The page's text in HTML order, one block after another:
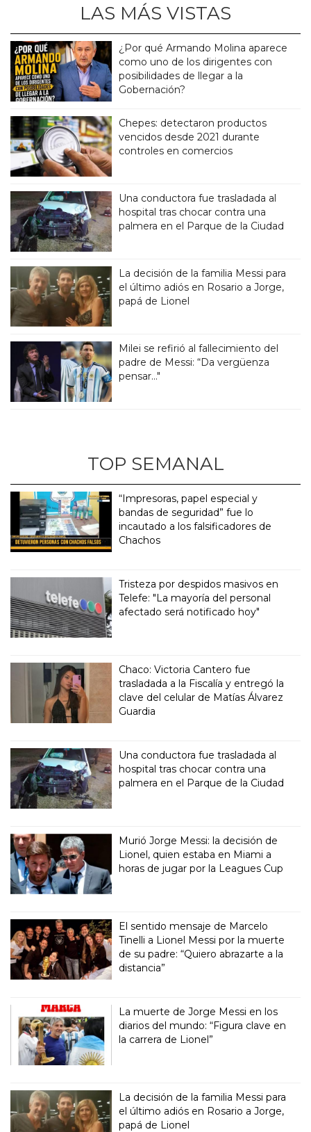
LAS MÁS VISTAS
¿Por qué Armando Molina aparece
como uno de los dirigentes con
posibilidades de llegar a la
Gobernación?
Chepes: detectaron productos
vencidos desde 2021 durante
controles en comercios
Una conductora fue trasladada al
hospital tras chocar contra una
palmera en el Parque de la Ciudad
La decisión de la familia Messi para
el último adiós en Rosario a Jorge,
papá de Lionel
Milei se refirió al fallecimiento del
padre de Messi: “Da vergüenza
pensar..."
TOP SEMANAL
“Impresoras, papel especial y
bandas de seguridad” fue lo
incautado a los falsificadores de
Chachos
Tristeza por despidos masivos en
Telefe: "La mayoría del personal
afectado será notificado hoy"
Chaco: Victoria Cantero fue
trasladada a la Fiscalía y entregó la
clave del celular de Matías Álvarez
Guardia
Una conductora fue trasladada al
hospital tras chocar contra una
palmera en el Parque de la Ciudad
Murió Jorge Messi: la decisión de
Lionel, quien estaba en Miami a
horas de jugar por la Leagues Cup
El sentido mensaje de Marcelo
Tinelli a Lionel Messi por la muerte
de su padre: “Quiero abrazarte a la
distancia”
La muerte de Jorge Messi en los
diarios del mundo: “Figura clave en
la carrera de Lionel”
La decisión de la familia Messi para
el último adiós en Rosario a Jorge,
papá de Lionel